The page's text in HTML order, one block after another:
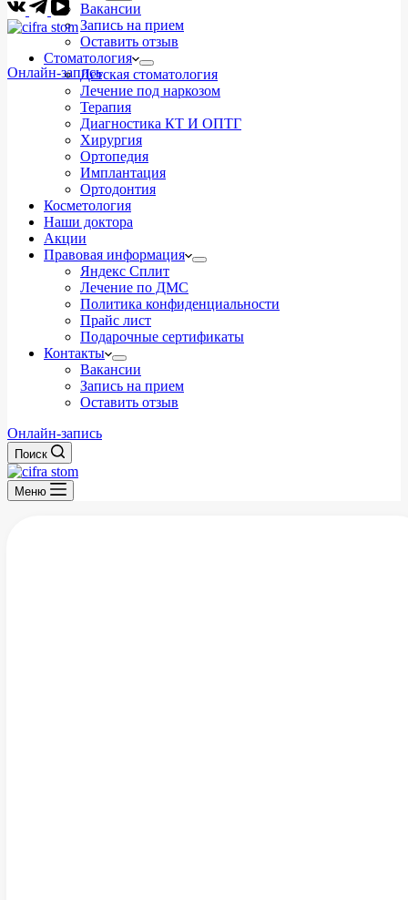
Вакансии
Запись на прием
Оставить отзыв
Онлайн-запись
Стоматология
Детская стоматология
Лечение под наркозом
Терапия
Диагностика КТ И ОПТГ
Хирургия
Ортопедия
Имплантация
Ортодонтия
Косметология
Наши доктора
Акции
Правовая информация
Яндекс Сплит
Лечение по ДМС
Политика конфиденциальности
Прайс лист
Подарочные сертификаты
Контакты
Вакансии
Запись на прием
Оставить отзыв
Онлайн-запись
Поиск
Меню